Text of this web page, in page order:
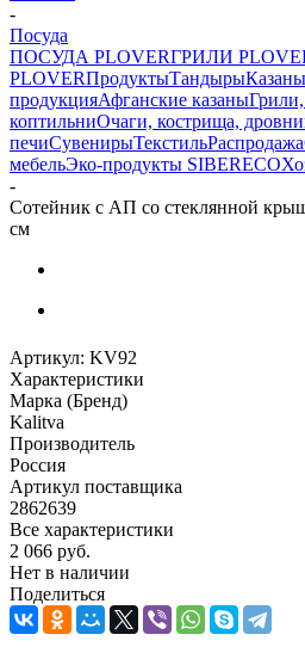
-
Посуда
ПОСУДА PLOVERГРИЛИ
PLOVERПродуктыТандыры
продукцияАфганские казаны
коптильниОчаги, кострища,
печиСувенирыТекстильРаспродажа
мебельЭко-продукты SIBERECO
-
Сотейник с АП со стеклянной
см
Артикул: KV92
Характеристики
Марка (Бренд)
Kalitva
Производитель
Россия
Артикул поставщика
2862639
Все характеристики
2 066 руб.
Нет в наличии
Поделиться